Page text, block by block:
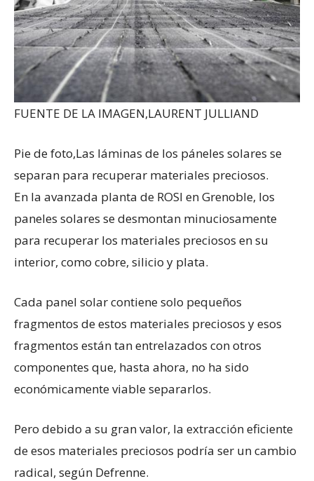
FUENTE DE LA IMAGEN,LAURENT JULLIAND
Pie de foto,Las láminas de los páneles solares se
separan para recuperar materiales preciosos.
En la avanzada planta de ROSI en Grenoble, los
paneles solares se desmontan minuciosamente
para recuperar los materiales preciosos en su
interior, como cobre, silicio y plata.
Cada panel solar contiene solo pequeños
fragmentos de estos materiales preciosos y esos
fragmentos están tan entrelazados con otros
componentes que, hasta ahora, no ha sido
económicamente viable separarlos.
Pero debido a su gran valor, la extracción eficiente
de esos materiales preciosos podría ser un cambio
radical, según Defrenne.